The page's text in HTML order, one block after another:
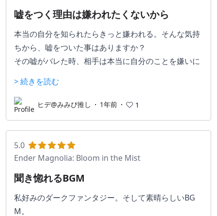
るキャラは攻撃側防衛側合わせて70人以上…何処ぞの
大乱闘スティーブミシマブラザーズの様に沢山のオペ
レーター達が居ます。
民度も古株のFPSという事もあり、PCも買えない年齢
ボイスよりもチャットが主に使われており、耳障りな
吐息厨もTinderよろしくファッションでFPSをしてい
るマルチタスクが下手な方の性別も少なく、純粋にFP
Sを楽しみたい！という方にはオススメです！
ただし、古株のFPSなだけあってリスキルや知識が無
いと防ぎようの無い事が多く理不尽に思う事もあるか
今はディスボード等でサーバーに入り経験者と一緒に
discordを繋いでやるのが1番楽しめるかもしれませ
ん。
嘘をつく理由は嫌われたくないから
本当の自分を知られたらきっと嫌われる。そんな気持
ちから、嘘をついた事はありますか？
その嘘がバレた時、相手は本当に自分のことを嫌いに
本作は姫に化けた狼と目が見えない王子の物語。
イメージムービーで一目惚れして購入しました。
絵本のように物語が進むゲームで、願いを叶えてくれ
る魔女に会いに行く為、狼と王子が険しい森を進んで
いくアクションゲーム。
目が見えない王子の手を取り一緒に進んだり、離れて
いる王子に指示を出して行動させたりと、目が見えな
い王子とどうやって複数のステージから成るゴールを
> 続きを読む
ヒデ@みみぴ推し ・ 1年前 ・ 1
5.0
Ender Magnolia: Bloom in the Mist
聞き惚れるBGM
私好みのダークファンタジー。そして素晴らしいBG
M。